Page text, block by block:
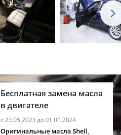
Бесплатная замена масла
в двигателе
с 23.05.2023 до 01.01.2024
Оригинальные масла Shell,